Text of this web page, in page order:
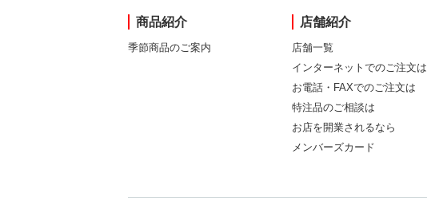
商品紹介
季節商品のご案内
店舗紹介
店舗一覧
インターネットでのご注文は
お電話・FAXでのご注文は
特注品のご相談は
お店を開業されるなら
メンバーズカード